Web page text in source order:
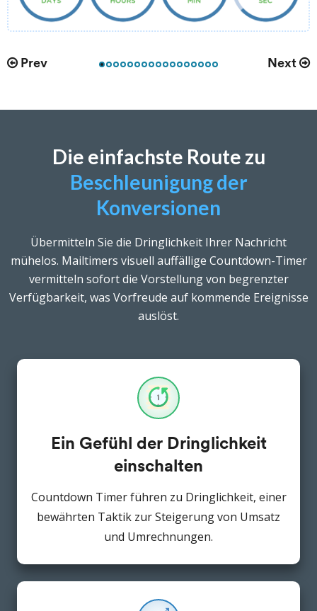
Prev Next
Die einfachste Route zu
Beschleunigung der
Konversionen
Übermitteln Sie die Dringlichkeit Ihrer Nachricht
mühelos. Mailtimers visuell auffällige Countdown-Timer
vermitteln sofort die Vorstellung von begrenzter
Verfügbarkeit, was Vorfreude auf kommende Ereignisse
auslöst.
Ein Gefühl der Dringlichkeit
einschalten
Countdown Timer führen zu Dringlichkeit, einer
bewährten Taktik zur Steigerung von Umsatz
und Umrechnungen.